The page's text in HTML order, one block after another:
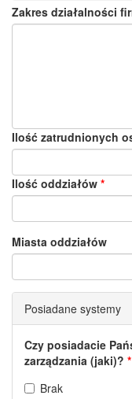
Zakres działalności
Ilość zatrudnionych
Ilość oddziałów
Miasta oddziałów
Posiadane systemy
Czy posiadacie
zarządzania (jaki)?
Brak